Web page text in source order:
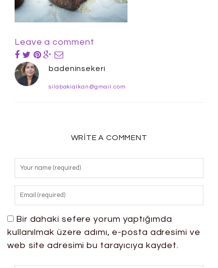
Leave a comment
badeninsekeri
silabakialkan@gmail.com
WRITE A COMMENT
Bir dahaki sefere yorum yaptığımda
kullanılmak üzere adımı, e-posta adresimi ve
web site adresimi bu tarayıcıya kaydet.